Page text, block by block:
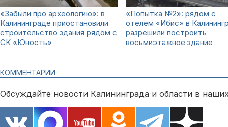
«Забыли про археологию»: в
Калининграде приостановили
строительство здания рядом с
СК «Юность»
«Попытка №2»: рядом с
отелем «Ибис» в
разрешили построить
восьмиэтажное здание
КОММЕНТАРИИ
Обсуждайте новости Калининграда и области в